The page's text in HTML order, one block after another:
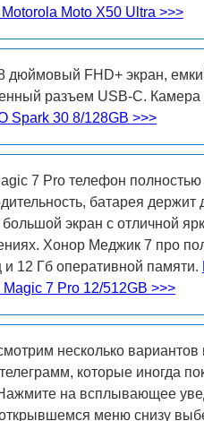
Moto X50 Ultra >>>
дюймовый FHD+ экран,
разъем USB-C. Камера
Spark 30 8/128GB >>>
7 Pro телефон
батарея
экран с отличной
Хонор Меджик 7 про
и 12 Гб оперативной памяти.
Magic 7 Pro 12/512GB >>>
несколько
которые иногда
на всплывающее
меню снизу